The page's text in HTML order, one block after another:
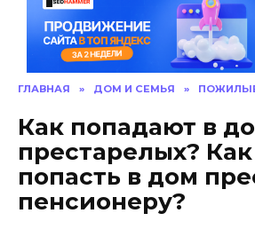
ГЛАВНАЯ » ДОМ И СЕМЬЯ »
Как попадают в
престарелых?
попасть в дом
пенсионеру?